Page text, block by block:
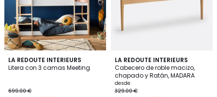
LA REDOUTE INTERIEURS
Litera con 3 camas Meeting
699.00 €
4,5
/ 5
2
Colores
LA REDOUTE INTERIEURS
Cabecero de roble macizo,
chapado y Ratán, MADARA
desde
329.00 €
4,8
/ 5